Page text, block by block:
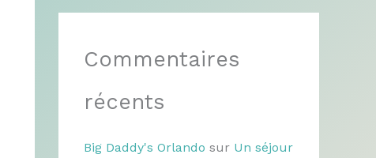
Commentaires
récents
Big Daddy's Orlando sur Un séjour